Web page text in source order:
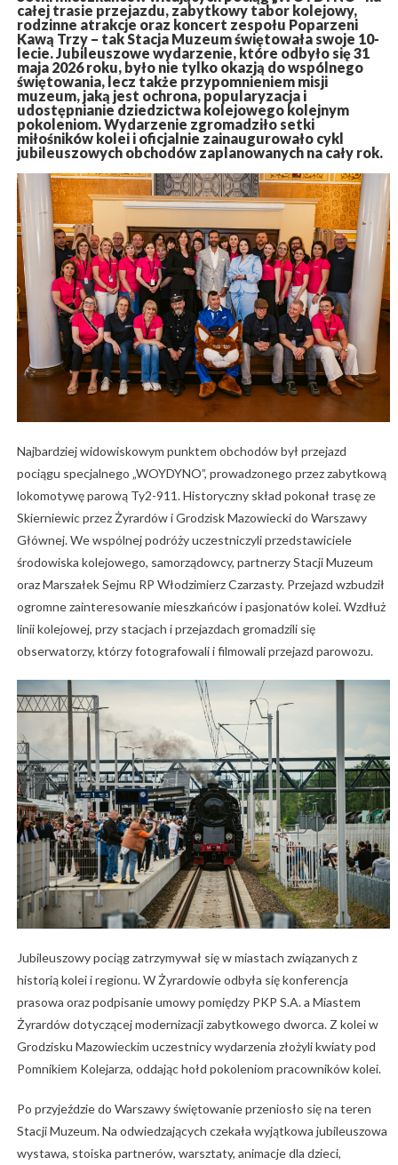
całej trasie przejazdu, zabytkowy tabor kolejowy,
rodzinne atrakcje oraz koncert zespołu Poparzeni
Kawą Trzy – tak Stacja Muzeum świętowała swoje 10-
lecie. Jubileuszowe wydarzenie, które odbyło się 31
maja 2026 roku, było nie tylko okazją do wspólnego
świętowania, lecz także przypomnieniem misji
muzeum, jaką jest ochrona, popularyzacja i
udostępnianie dziedzictwa kolejowego kolejnym
pokoleniom. Wydarzenie zgromadziło setki
miłośników kolei i oficjalnie zainaugurowało cykl
jubileuszowych obchodów zaplanowanych na cały rok.
Najbardziej widowiskowym punktem obchodów był przejazd
pociągu specjalnego „WOYDYNO”, prowadzonego przez zabytkową
lokomotywę parową Ty2-911. Historyczny skład pokonał trasę ze
Skierniewic przez Żyrardów i Grodzisk Mazowiecki do Warszawy
Głównej. We wspólnej podróży uczestniczyli przedstawiciele
środowiska kolejowego, samorządowcy, partnerzy Stacji Muzeum
oraz Marszałek Sejmu RP Włodzimierz Czarzasty. Przejazd wzbudził
ogromne zainteresowanie mieszkańców i pasjonatów kolei. Wzdłuż
linii kolejowej, przy stacjach i przejazdach gromadzili się
obserwatorzy, którzy fotografowali i filmowali przejazd parowozu.
Jubileuszowy pociąg zatrzymywał się w miastach związanych z
historią kolei i regionu. W Żyrardowie odbyła się konferencja
prasowa oraz podpisanie umowy pomiędzy PKP S.A. a Miastem
Żyrardów dotyczącej modernizacji zabytkowego dworca. Z kolei w
Grodzisku Mazowieckim uczestnicy wydarzenia złożyli kwiaty pod
Pomnikiem Kolejarza, oddając hołd pokoleniom pracowników kolei.
Po przyjeździe do Warszawy świętowanie przeniosło się na teren
Stacji Muzeum. Na odwiedzających czekała wyjątkowa jubileuszowa
wystawa, stoiska partnerów, warsztaty, animacje dla dzieci,